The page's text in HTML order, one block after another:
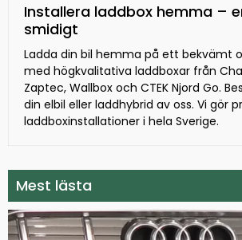
Installera laddbox hemma –
smidigt
Ladda din bil hemma på ett bekvämt
med högkvalitativa laddboxar från
Zaptec, Wallbox och CTEK Njord Go.
din elbil eller laddhybrid av oss. Vi gör
laddboxinstallationer i hela Sverige.
Mest lästa